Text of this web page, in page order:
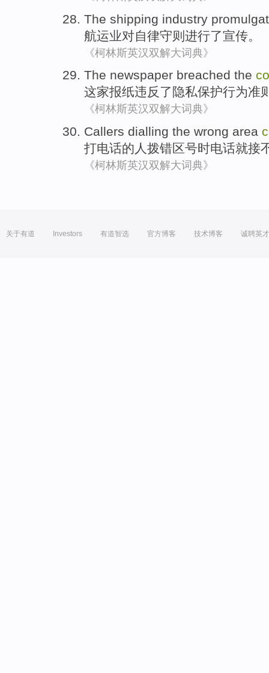
The shipping industry
航运业对自律守则进行了宣传。
《柯林斯英汉双解大词典》
The newspaper breached the
这家报纸违反了 隐私保护行为准
《柯林斯英汉双解大词典》
Callers dialling the wrong area
打电话的人 拨错区号时电话就接
《柯林斯英汉双解大词典》
关于有道 Investors 有道智选 官方博客 技术博客 诚聘英才